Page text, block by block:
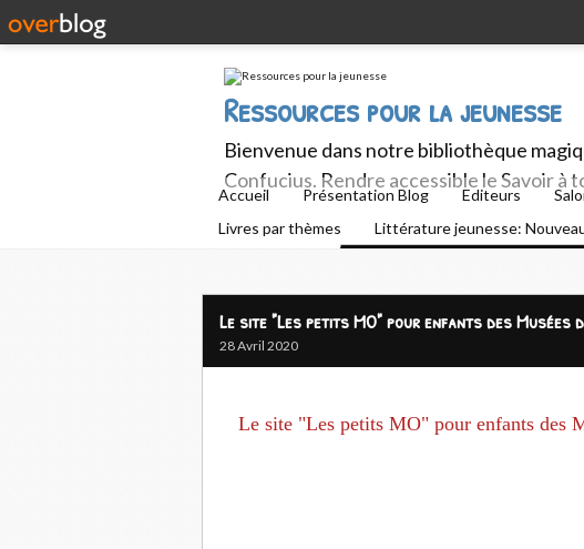
Ressources pour la jeunesse
Bienvenue dans notre bibliothèque
Confucius. Rendre accessible le Savoir à
Accueil Présentation Blog Editeurs
Livres par thèmes
Littérature jeunesse:
Le site "Les petits MO" pour enfants des Musées
28 Avril 2020
Le site "Les petits MO" pour enfants des